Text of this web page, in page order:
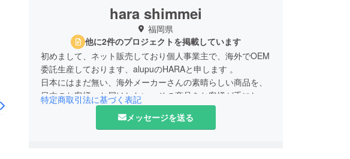
hara shimmei
福岡県
他に2件のプロジェクトを掲載しています
初めまして、ネット販売しており個人事業主で、海外でOEM
委託生産しております、alupuのHARAと申します 。
日本にはまだ無い、海外メーカーさんの素晴らしい商品を、
日本のお客様へお届けしたい、その商品をお客様が手にし
て、日常が少しでも素晴らしくなれる事が嬉しく、世界中か
ら素晴らしい製品を探したり、皆様の生活に役立つ製品の開
特定商取引法に基づく表記
メッセージを送る